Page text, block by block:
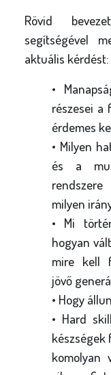
Rövid
segítségével
aktuális kérdést:
•
részesei a
érdemes
• Milyen
és a
milyen
• Mi
hogyan
mire kell
jövő
• Hogy
• Hard
készségek
komolyan